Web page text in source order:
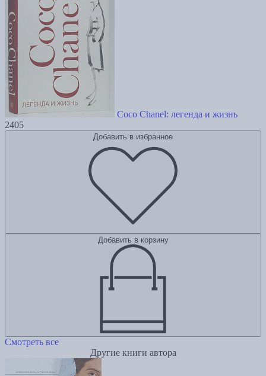
Coco Chanel: легенда и жизнь
2405
Добавить в избранное
Добавить в корзину
Смотреть все
Другие книги автора